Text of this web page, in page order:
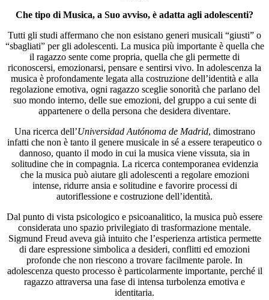
Che tipo di Musica, a Suo avviso, è adatta agli adolescenti?
Tutti gli studi affermano che non esistano generi musicali “giusti” o
“sbagliati” per gli adolescenti. La musica più importante è quella che
il ragazzo sente come propria, quella che gli permette di
riconoscersi, emozionarsi, pensare e sentirsi vivo. In adolescenza la
musica è profondamente legata alla costruzione dell’identità e alla
regolazione emotiva, ogni ragazzo sceglie sonorità che parlano del
suo mondo interno, delle sue emozioni, del gruppo a cui sente di
appartenere o della persona che desidera diventare.
Una ricerca dell’Universidad Autónoma de Madrid, dimostrano
infatti che non è tanto il genere musicale in sé a essere terapeutico o
dannoso, quanto il modo in cui la musica viene vissuta, sia in
solitudine che in compagnia. La ricerca contemporanea evidenzia
che la musica può aiutare gli adolescenti a regolare emozioni
intense, ridurre ansia e solitudine e favorire processi di
autoriflessione e costruzione dell’identità.
Dal punto di vista psicologico e psicoanalitico, la musica può essere
considerata uno spazio privilegiato di trasformazione mentale.
Sigmund Freud aveva già intuito che l’esperienza artistica permette
di dare espressione simbolica a desideri, conflitti ed emozioni
profonde che non riescono a trovare facilmente parole. In
adolescenza questo processo è particolarmente importante, perché il
ragazzo attraversa una fase di intensa turbolenza emotiva e
identitaria.